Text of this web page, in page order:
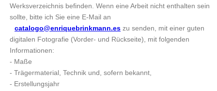
Werksverzeichnis befinden. Wenn eine Arbeit nicht enthalten sein
sollte, bitte ich Sie eine E-Mail an
catalogo@enriquebrinkmann.es zu senden, mit einer guten
digitalen Fotografie (Vorder- und Rückseite), mit folgenden
Informationen:
- Maße
- Trägermaterial, Technik und, sofern bekannt,
- Erstellungsjahr